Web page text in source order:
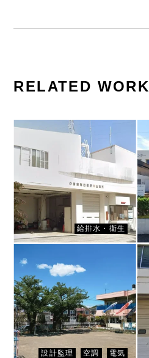
RELATED WORK
CLIENT
川崎市消防局 宮前消防署
野川出張所
給排水・衛生
CLIENT
にじのそら虹ヶ丘保育園
設計監理 空調 電気